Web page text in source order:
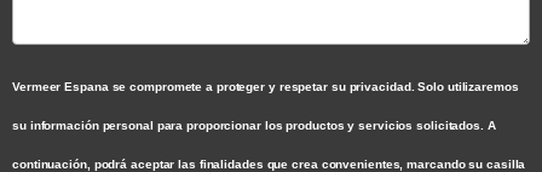
Vermeer Espana se compromete a proteger y respetar su privacidad. Solo utilizaremos
su información personal para proporcionar los productos y servicios solicitados. A
continuación, podrá aceptar las finalidades que crea convenientes, marcando su casilla